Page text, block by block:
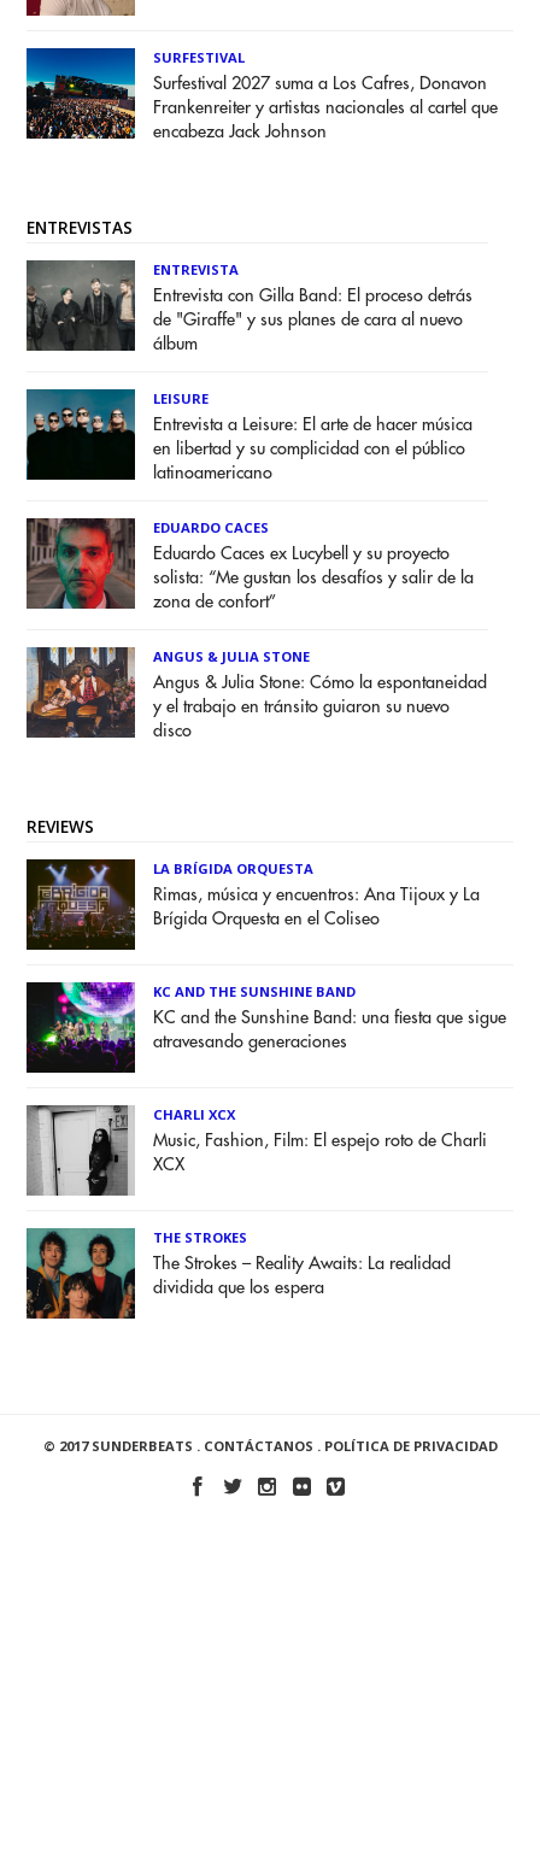
SURFESTIVAL
Surfestival 2027 suma a Los Cafres, Donavon
Frankenreiter y artistas nacionales al cartel que
encabeza Jack Johnson
ENTREVISTAS
ENTREVISTA
Entrevista con Gilla Band: El proceso detrás
de "Giraffe" y sus planes de cara al nuevo
álbum
LEISURE
Entrevista a Leisure: El arte de hacer música
en libertad y su complicidad con el público
latinoamericano
EDUARDO CACES
Eduardo Caces ex Lucybell y su proyecto
solista: “Me gustan los desafíos y salir de la
zona de confort”
ANGUS & JULIA STONE
Angus & Julia Stone: Cómo la espontaneidad
y el trabajo en tránsito guiaron su nuevo
disco
REVIEWS
LA BRÍGIDA ORQUESTA
Rimas, música y encuentros: Ana Tijoux y La
Brígida Orquesta en el Coliseo
KC AND THE SUNSHINE BAND
KC and the Sunshine Band: una fiesta que sigue
atravesando generaciones
CHARLI XCX
Music, Fashion, Film: El espejo roto de Charli
XCX
THE STROKES
The Strokes – Reality Awaits: La realidad
dividida que los espera
© 2017 SUNDERBEATS . CONTÁCTANOS . POLÍTICA DE PRIVACIDAD